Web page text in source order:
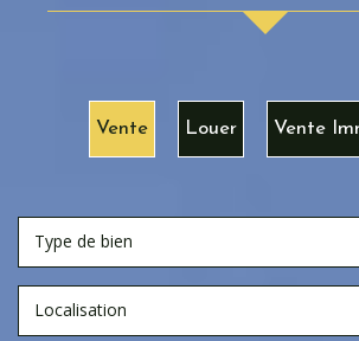
Vente Louer Vente
Type de bien
Localisation